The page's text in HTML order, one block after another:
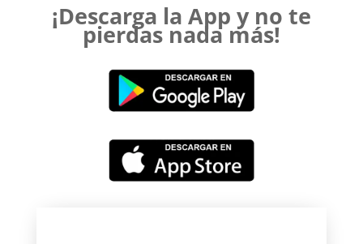
¡Descarga la App y no te
pierdas nada más!